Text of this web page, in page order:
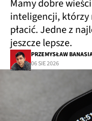
Mamy dobre
inteligencji, którzy
płacić. Jedne z
jeszcze lepsze.
PRZEMYSŁAW
06 SIE 2026